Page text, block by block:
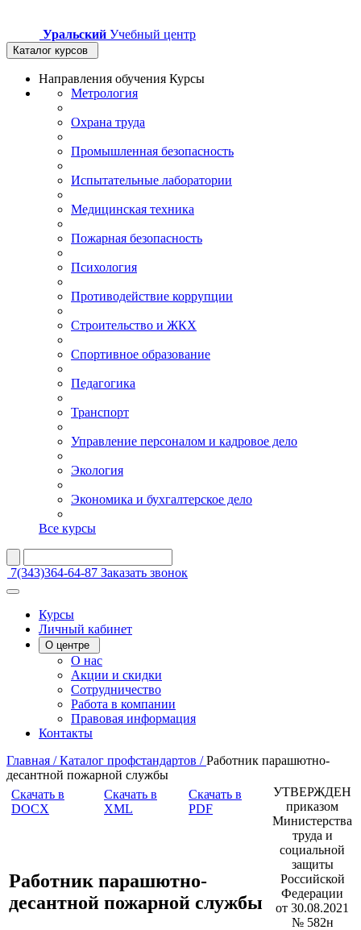
Уральский Учебный центр
Каталог курсов
Направления обучения Курсы
Метрология
Охрана труда
Промышленная безопасность
Испытательные лаборатории
Медицинская техника
Пожарная безопасность
Психология
Противодействие коррупции
Строительство и ЖКХ
Спортивное образование
Педагогика
Транспорт
Управление персоналом и кадровое дело
Экология
Экономика и бухгалтерское дело
Все курсы
7(343)364-64-87 Заказать звонок
Курсы
Личный кабинет
О центре
О нас
Акции и скидки
Сотрудничество
Работа в компании
Правовая информация
Контакты
Главная /Каталог профстандартов /Работник парашютно-
десантной пожарной службы
Скачать в
DOCX
Скачать в
XML
Скачать в
PDF
УТВЕРЖДЕН
приказом
Министерства
труда и
социальной
защиты
Российской
Федерации
от 30.08.2021
№ 582н
Работник парашютно-
десантной пожарной службы